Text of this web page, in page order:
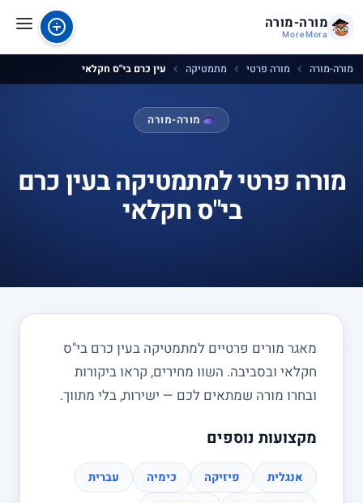
מורה-מורה
MoreMora
מורה-מורה מורה פרטי מתמטיקה עין כרם בי"ס חקלאי
מורה-מורה
מורה פרטי למתמטיקה בעין כרם
בי"ס חקלאי
מאגר מורים פרטיים למתמטיקה בעין כרם בי"ס
חקלאי ובסביבה. השוו מחירים, קראו ביקורות
ובחרו מורה שמתאים לכם — ישירות, בלי מתווך.
מקצועות נוספים
אנגלית פיזיקה כימיה
עברית